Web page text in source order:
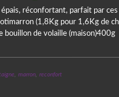
réconfortant, parfait par ces
(1,8Kg pour 1,6Kg de ch
bouillon de volaille (maison)400g
, marron, reconfort